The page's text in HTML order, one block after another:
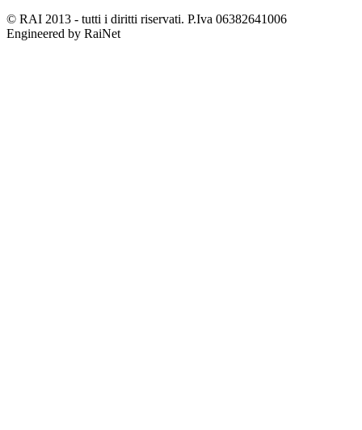
© RAI 2013 - tutti i diritti riservati. P.Iva 06382641006
Engineered by RaiNet